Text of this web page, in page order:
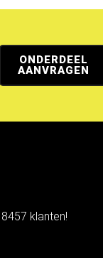
ONDERDEEL
AANVRAGEN
klanten!